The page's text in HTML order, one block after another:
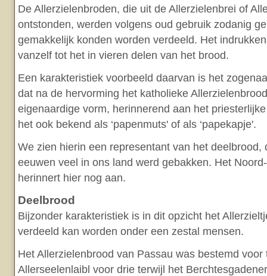
De Allerzielenbroden, die uit de Allerzielenbrei of
ontstonden, werden volgens oud gebruik zodanig
gemakkelijk konden worden verdeeld. Het
vanzelf tot het in vieren delen van het brood.
Een karakteristiek voorbeeld daarvan is het
dat na de hervorming het katholieke
eigenaardige vorm, herinnerend aan het
het ook bekend als ‘papenmuts' of als ‘papekapje'.
We zien hierin een representant van het deelbrood,
eeuwen veel in ons land werd gebakken. Het
herinnert hier nog aan.
Deelbrood
Bijzonder karakteristiek is in dit opzicht het
verdeeld kan worden onder een zestal mensen.
Het Allerzielenbrood van Passau was bestemd voor
Allerseelenlaibl voor drie terwijl het